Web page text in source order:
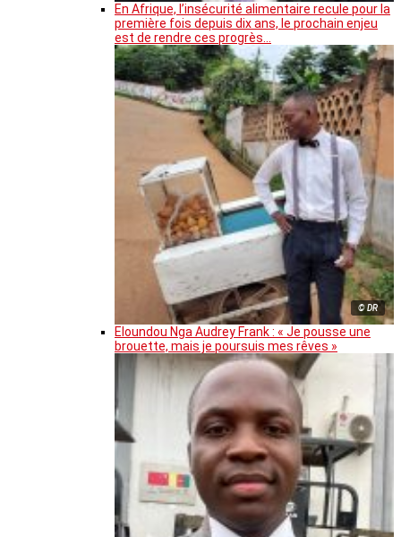
En Afrique, l’insécurité alimentaire recule pour la
première fois depuis dix ans, le prochain enjeu
est de rendre ces progrès…
© DR
Eloundou Nga Audrey Frank : « Je pousse une
brouette, mais je poursuis mes rêves »